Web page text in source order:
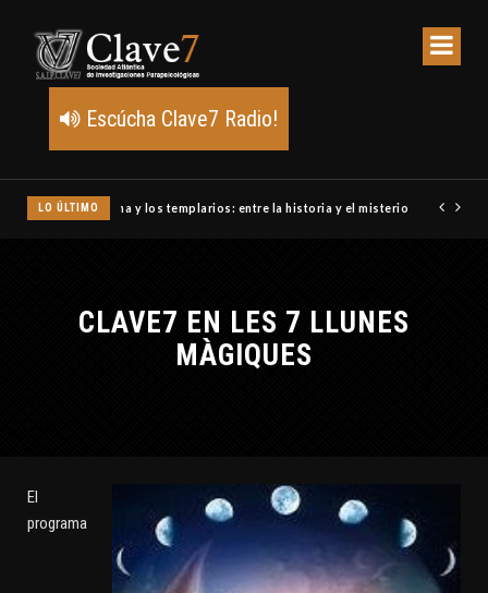
Escúcha Clave7 Radio!
LO ÚLTIMO Un meteoro explota sobre Estados Unidos y abre la pista
CLAVE7 EN LES 7 LLUNES
MÀGIQUES
El
programa